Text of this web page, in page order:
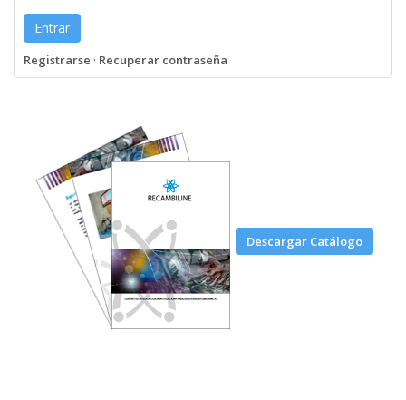
Entrar
Registrarse · Recuperar contraseña
Descargar Catálogo